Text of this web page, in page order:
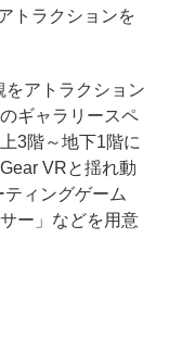
トラクションを
アトラクション
ギャラリースペ
3階～地下1階に
VRと揺れ動
ィングゲーム
ー」などを用意